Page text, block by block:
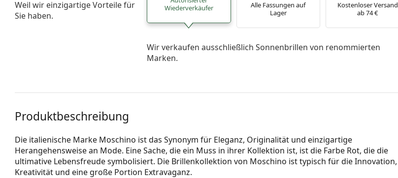
Weil wir einzigartige Vorteile für
Sie haben.
Wiederverkäufer
Alle Fassungen auf
Lager
Kostenloser Versand
ab 74 €
Wir verkaufen ausschließlich Sonnenbrillen von renommierten
Marken.
Produktbeschreibung
Die italienische Marke Moschino ist das Synonym für Eleganz, Originalität und einzigartige
Herangehensweise an Mode. Eine Sache, die ein Muss in ihrer Kollektion ist, ist die Farbe Rot, die die
ultimative Lebensfreude symbolisiert. Die Brillenkollektion von Moschino ist typisch für die Innovation,
Kreativität und eine große Portion Extravaganz.